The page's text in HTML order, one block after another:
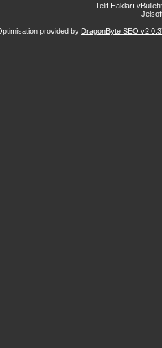
Telif Hakları
provided by DragonByte SEO